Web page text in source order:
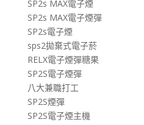
SP2s MAX電子煙
SP2s MAX電子煙彈
SP2s電子煙
sps2拋棄式電子菸
RELX電子煙彈糖果
SP2S電子煙彈
八大兼職打工
SP2S煙彈
SP2S電子煙主機